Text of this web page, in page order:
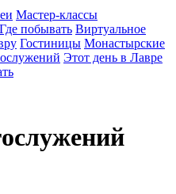
Мастер-классы
Где побывать Виртуальное
Гостиницы Монастырские
Этот день в Лавре